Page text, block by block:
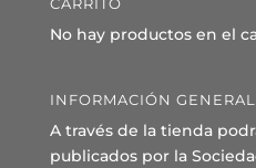
No hay productos en el
INFORMACIÓN GENERAL
A través de la tienda
publicados por la